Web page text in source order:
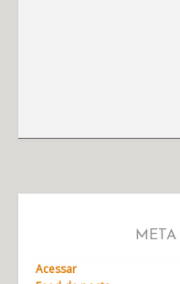
META
Acessar